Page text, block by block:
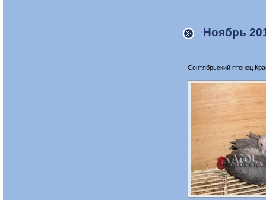
Ноябрь
Сентябрьский птенец